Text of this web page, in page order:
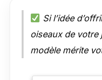
Si l’idée
oiseaux de votre
modèle mérite